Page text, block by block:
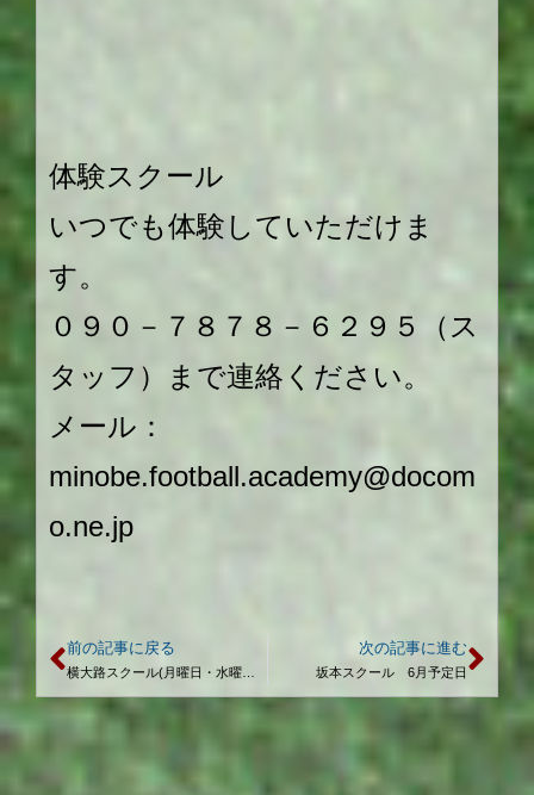
体験スクール
いつでも体験していただけま
す。
０９０－７８７８－６２９５（ス
タッフ）まで連絡ください。
メール：
minobe.football.academy@docom
o.ne.jp
前の記事に戻る 次の記事に進む
坂本スクール 6月予定日